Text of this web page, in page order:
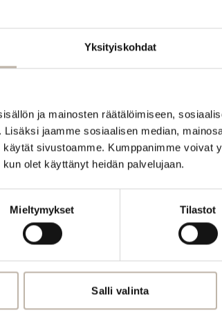
Yksityiskohdat
ja mainosten räätälöimiseen,
jaamme sosiaalisen median,
sivustoamme. Kumppanimme voivat
olet käyttänyt heidän palvelujaan.
Mieltymykset Tilastot
Salli valinta